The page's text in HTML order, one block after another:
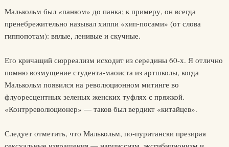
Малькольм был «панком» до панка; к примеру, он всегда
пренебрежительно называл хиппи «хип-посами» (от слова
гиппопотам): вялые, ленивые и скучные.
Его кричащий сюрреализм исходит из середины 60-х. Я отлично
помню возмущение студента-маоиста из артшколы, когда
Малькольм появился на революционном митинге во
флуоресцентных зеленых женских туфлях с пряжкой.
«Контрреволюционер» — таков был вердикт «китайцев».
Следует отметить, что Малькольм, по-пуритански презирая